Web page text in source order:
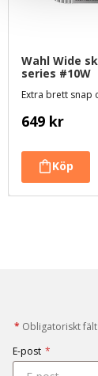
Wahl Wide
series #10W
649 kr
* Obligatoriskt fält
E-post *